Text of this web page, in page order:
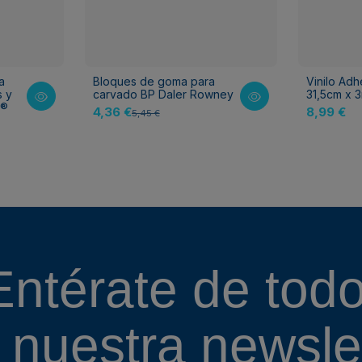
y
Bloques de goma para
carvado BP Daler Rowney
4,36 €5,45 €
Vinilo
31,5cm x
8,99 €
de